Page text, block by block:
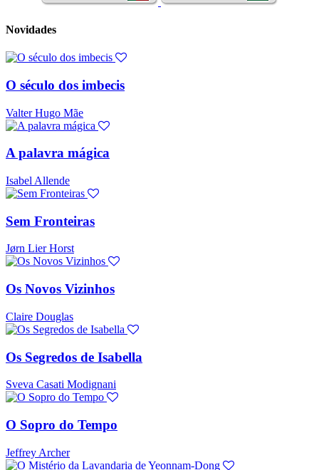
Novidades
O século dos imbecis
Valter Hugo Mãe
A palavra mágica
Isabel Allende
Sem Fronteiras
Jørn Lier Horst
Os Novos Vizinhos
Claire Douglas
Os Segredos de Isabella
Sveva Casati Modignani
O Sopro do Tempo
Jeffrey Archer